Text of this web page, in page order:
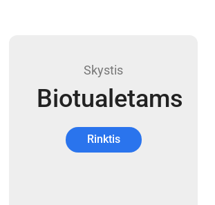
Skystis
Biotualetams
Rinktis